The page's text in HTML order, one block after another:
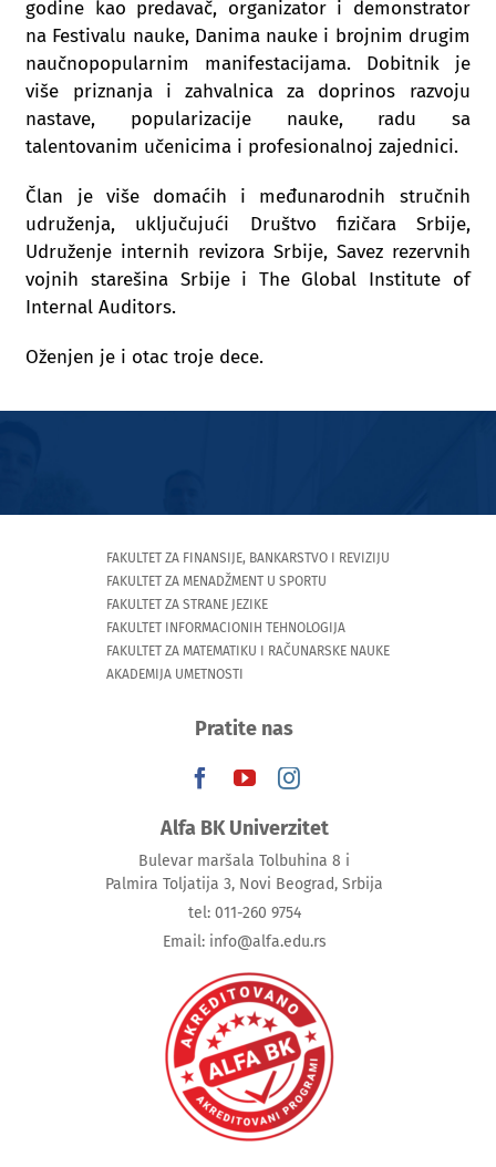
godine kao predavač, organizator i demonstrator
na Festivalu nauke, Danima nauke i brojnim drugim
naučnopopularnim manifestacijama. Dobitnik je
više priznanja i zahvalnica za doprinos razvoju
nastave, popularizacije nauke, radu sa
talentovanim učenicima i profesionalnoj zajednici.
Član je više domaćih i međunarodnih stručnih
udruženja, uključujući Društvo fizičara Srbije,
Udruženje internih revizora Srbije, Savez rezervnih
vojnih starešina Srbije i The Global Institute of
Internal Auditors.
Oženjen je i otac troje dece.
FAKULTET ZA FINANSIJE, BANKARSTVO I REVIZIJU
FAKULTET ZA MENADŽMENT U SPORTU
FAKULTET ZA STRANE JEZIKE
FAKULTET INFORMACIONIH TEHNOLOGIJA
FAKULTET ZA MATEMATIKU I RAČUNARSKE NAUKE
AKADEMIJA UMETNOSTI
Pratite nas
Alfa BK Univerzitet
Bulevar maršala Tolbuhina 8 i
Palmira Toljatija 3, Novi Beograd, Srbija
tel: 011-260 9754
Email: info@alfa.edu.rs